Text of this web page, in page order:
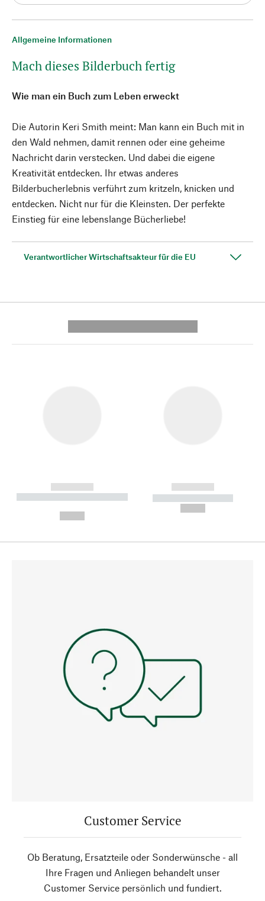
Allgemeine Informationen
Mach dieses Bilderbuch fertig
Wie man ein Buch zum Leben erweckt
Die Autorin Keri Smith meint: Man kann ein Buch mit in
den Wald nehmen, damit rennen oder eine geheime
Nachricht darin verstecken. Und dabei die eigene
Kreativität entdecken. Ihr etwas anderes
Bilderbucherlebnis verführt zum kritzeln, knicken und
entdecken. Nicht nur für die Kleinsten. Der perfekte
Einstieg für eine lebenslange Bücherliebe!
Verantwortlicher Wirtschaftsakteur für die EU
------------
----------- ----------- --------
------------
----------- -----------
Customer Service
Ob Beratung, Ersatzteile oder Sonderwünsche - all
Ihre Fragen und Anliegen behandelt unser
Customer Service persönlich und fundiert.